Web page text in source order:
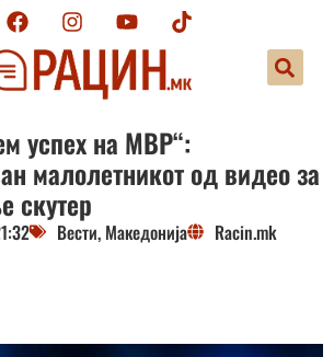
успех на МВР“:
малолетникот од видео за
скутер
Вести, Македонија Racin.mk